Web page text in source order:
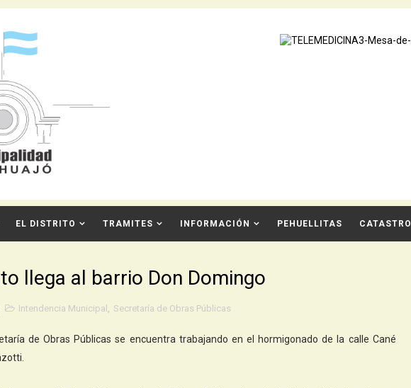
EL DISTRITO TRAMITES INFORMACIÓN PEHUELLITAS CATASTRO
llega al barrio Don Domingo
Intendencia Municipal , Secretaría de Obras Públicas
de Obras Públicas se encuentra trabajando en el hormigonado de la calle Cané